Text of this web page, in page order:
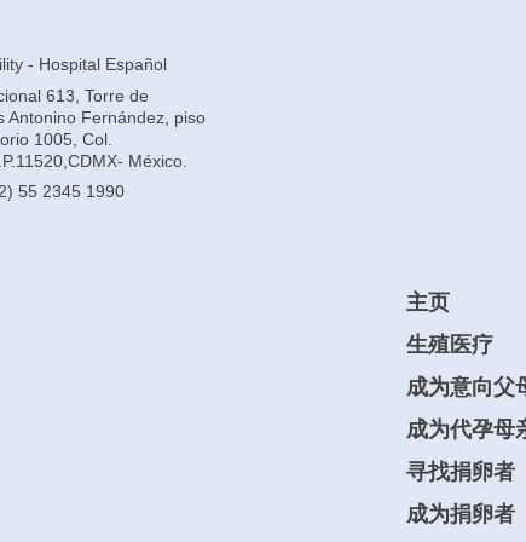
- Hospital Español
613, Torre de
Antonino Fernández, piso
1005, Col.
México.
55 2345 1990
主页
生殖医疗
成为意向父
成为代孕母
寻找捐卵者
成为捐卵者